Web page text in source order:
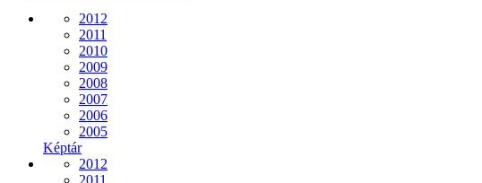
2012
2011
2010
2009
2008
2007
2006
2005
Képtár
2012
2011